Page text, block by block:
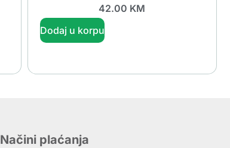
42.00 KM
Dodaj u korpu
Načini plaćanja